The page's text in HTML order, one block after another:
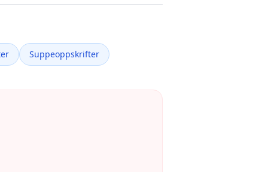
Suppeoppskrifter